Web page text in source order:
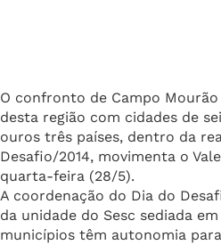
O confronto de Campo
desta região com cidades de
ouros três países, dentro da
Desafio/2014, movimenta o
quarta-feira (28/5).
A coordenação do Dia do
da unidade do Sesc sediada
municípios têm autonomia